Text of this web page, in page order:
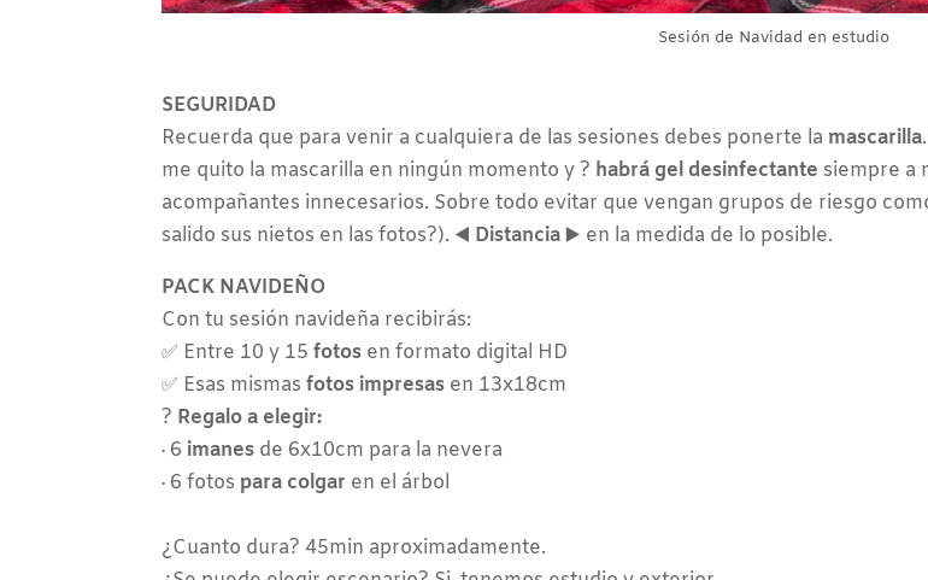
Sesión de Navidad en estudio
SEGURIDAD
Recuerda que para venir a cualquiera de las sesiones debes ponerte la mascarilla
me quito la mascarilla en ningún momento y ? habrá gel desinfectante siempre a
acompañantes innecesarios. Sobre todo evitar que vengan grupos de riesgo
salido sus nietos en las fotos?). ◀️ Distancia ▶️ en la medida de lo posible.
PACK NAVIDEÑO
Con tu sesión navideña recibirás:
✅ Entre 10 y 15fotos en formato digital HD
✅ Esas mismasfotos impresas en 13x18cm
? Regalo a elegir:
· 6 imanes de 6x10cm para la nevera
· 6 fotos para colgar en el árbol
¿Cuanto dura? 45min aproximadamente.